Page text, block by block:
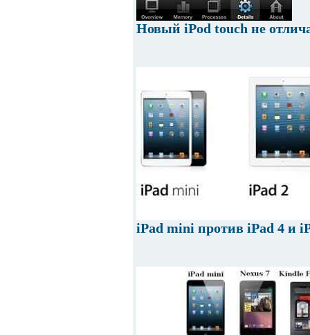
Новый iPod touch не
iPad mini против iPad 4 и